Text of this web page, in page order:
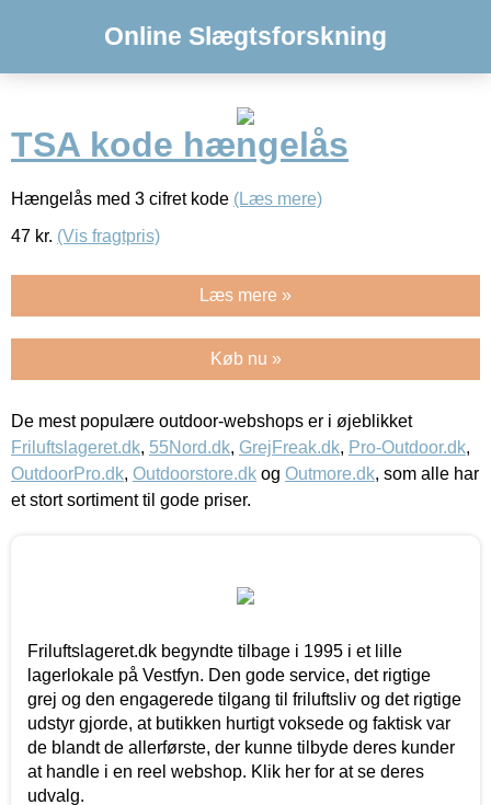
Online Slægtsforskning
TSA kode hængelås
Hængelås med 3 cifret kode (Læs mere)
47 kr. (Vis fragtpris)
Læs mere »
Køb nu »
De mest populære outdoor-webshops er i øjeblikket
Friluftslageret.dk, 55Nord.dk, GrejFreak.dk, Pro-Outdoor.dk,
OutdoorPro.dk, Outdoorstore.dk og Outmore.dk, som alle har
et stort sortiment til gode priser.
Friluftslageret.dk begyndte tilbage i 1995 i et lille
lagerlokale på Vestfyn. Den gode service, det rigtige
grej og den engagerede tilgang til friluftsliv og det rigtige
udstyr gjorde, at butikken hurtigt voksede og faktisk var
de blandt de allerførste, der kunne tilbyde deres kunder
at handle i en reel webshop. Klik her for at se deres
udvalg.